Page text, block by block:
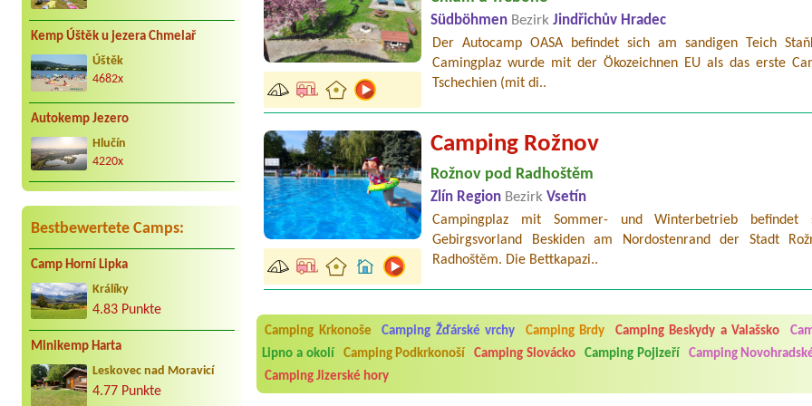
Kemp Úštěk u jezera Chmelař
Úštěk
4682x
Autokemp Jezero
Hlučín
4220x
Bestbewertete Camps:
Camp Horní Lipka
Králíky
4.83 Punkte
Minikemp Harta
Leskovec nad Moravicí
4.77 Punkte
Südböhmen Bezirk Jindřichův Hradec
Der Autocamp OASA befindet sich am sandigen Teich
Camingplaz wurde mit der Ökozeichnen EU als das erste
Tschechien (mit di..
Camping Rožnov
Rožnov pod Radhoštěm
Zlín Region Bezirk Vsetín
Campingplaz mit Sommer- und Winterbetrieb befindet
Gebirgsvorland Beskiden am Nordostenrand der Stadt
Radhoštěm. Die Bettkapazi..
Camping Krkonoše Camping Žďárské vrchy Camping Brdy Camping Beskydy a Valašsko
Lipno a okolí
Camping Podkrkonoší Camping Slovácko Camping Pojizeří Camping
Camping Jizerské hory
Aneta Melicharová***
utěrky, což při množství návštěvníků není samozřejmost. V kempu je obchod a restaurace, kebab a
velice zklamalo byl celodenní hluk z repráků u stanů a absolutní bezohlednost ostatních
jak na pouti- z každého koutu hrála jiná hudba.Kemp pěkný, ale takový rámus jsme ještě nezažili...
Jana*****
Chtěli jsme být týden,byli jsme dva. Na začátku prázdnin. Přijeli jsme karavanem. Klid pohoda socialky